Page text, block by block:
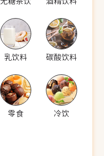
乳饮料 碳酸饮料
零食 冷饮